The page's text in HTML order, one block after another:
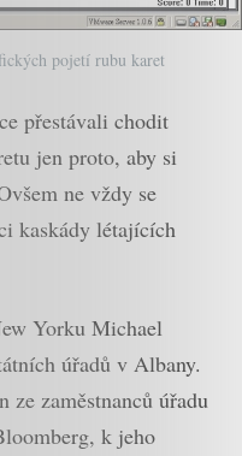
pojetí rubu karet
přestávali chodit
jen proto, aby si
ne vždy se
kaskády létajících
Yorku Michael
úřadů v Albany.
ze zaměstnanců úřadu
k jeho